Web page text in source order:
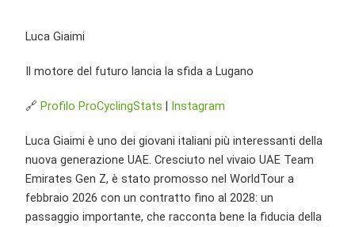
Luca Giaimi
Il motore del futuro lancia la sfida a Lugano
🔗Profilo ProCyclingStats | Instagram
Luca Giaimi è uno dei giovani italiani più interessanti della
nuova generazione UAE. Cresciuto nel vivaio UAE Team
Emirates Gen Z, è stato promosso nel WorldTour a
febbraio 2026 con un contratto fino al 2028: un
passaggio importante, che racconta bene la fiducia della